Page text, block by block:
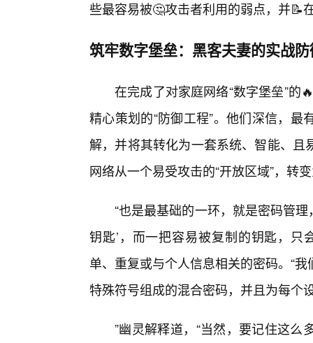
些最容易被🤔攻击者利用的弱点，并📝
筑牢数字堡垒：黑客夫妻的实战
在完成了对家庭网络“数字堡垒”的
精心策划的“防御工程”。他们深信，
解，并将其转化为一套系统、智能、
网络从一个易受攻击的“开放区域”，转
“也是最基础的一环，就是密码管
钥匙’，而一把容易被复制的钥匙，
单、重复或与个人信息相关的密码。“
特殊符号组成的混合密码，并且为每个
”幽灵解释道，“当然，要记住这